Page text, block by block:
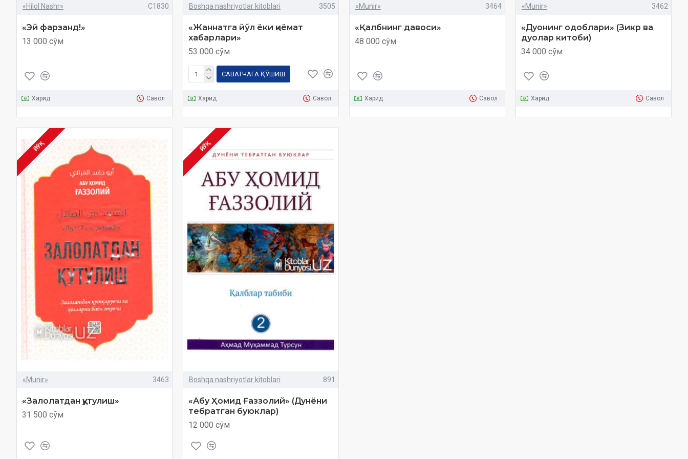
«Hilol Nashr» C1830
«Эй фарзанд!»
13 000 сўм
Харид Савол
Boshqa nashriyotlar kitoblari 3505
«Жаннатга йўл ёки қиёмат
хабарлари»
53 000 сўм
САВАТЧАГА ҚЎШИШ
Харид Савол
«Munir» 3464
«Қалбнинг давоси»
48 000 сўм
Харид Савол
«Munir» 3462
«Дуонинг одоблари» (Зикр ва
дуолар китоби)
34 000 сўм
Харид Савол
ЙЎҚ
«Munir» 3463
«Залолатдан қутулиш»
31 500 сўм
ЙЎҚ
Boshqa nashriyotlar kitoblari 891
«Абу Ҳомид Ғаззолий» (Дунёни
тебратган буюклар)
12 000 сўм